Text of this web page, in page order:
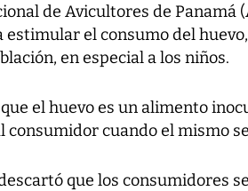
de Avicultores de Panamá
estimular el consumo del
en especial a los niños.
el huevo es un alimento
consumidor cuando el mismo
que los consumidores